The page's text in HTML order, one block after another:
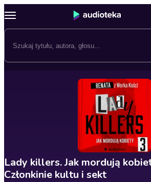
Lady killers. Jak mordują
Członkinie kultu i sekt